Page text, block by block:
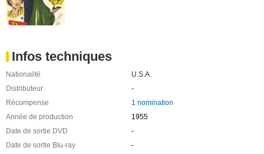
Infos techniques
Nationalité
U.S.A.
Distributeur
-
Récompense
1 nomination
Année de production
1955
Date de sortie DVD
-
Date de sortie Blu-ray
-